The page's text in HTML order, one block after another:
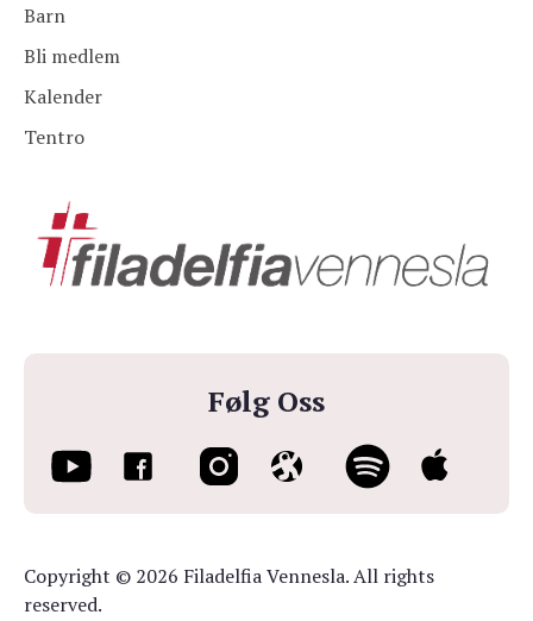
Følg Oss
Barn
Bli medlem
Kalender
Tentro
Copyright © 2026 Filadelfia Vennesla. All rights
reserved.